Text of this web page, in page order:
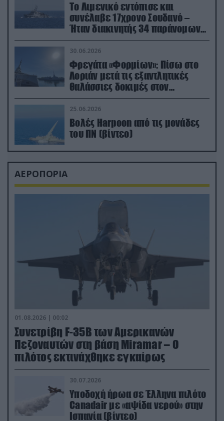
Το Λιμενικό εντόπισε και
συνέλαβε 17χρονο Σουδανό –
Ήταν διακινητής 34 παράνομων
μεταναστών
30.06.2026
Φρεγάτα «Φορμίων»: Πίσω στο
Λοριάν μετά τις εξαντλητικές
θαλάσσιες δοκιμές στον
απαιτητικό Βισκαϊκό
25.06.2026
Βολές Harpoon από τις μονάδες
του ΠΝ (βίντεο)
ΑΕΡΟΠΟΡΙΑ
01.08.2026 | 00:02
Συνετρίβη F-35B των Αμερικανών
Πεζοναυτών στη βάση Miramar – Ο
πιλότος εκτινάχθηκε εγκαίρως
30.07.2026
Υποδοχή ήρωα σε Έλληνα πιλότο
Canadair με «αψίδα νερού» στην
Ισπανία (βίντεο)